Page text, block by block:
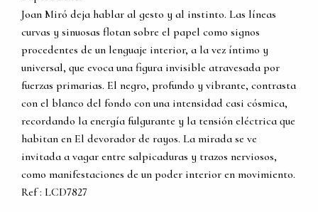
Joan Miró deja hablar al gesto y al instinto. Las líneas
curvas y sinuosas flotan sobre el papel como signos
procedentes de un lenguaje interior, a la vez íntimo y
universal, que evoca una figura invisible atravesada por
fuerzas primarias. El negro, profundo y vibrante, contrasta
con el blanco del fondo con una intensidad casi cósmica,
recordando la energía fulgurante y la tensión eléctrica que
habitan en El devorador de rayos. La mirada se ve
invitada a vagar entre salpicaduras y trazos nerviosos,
como manifestaciones de un poder interior en movimiento.
Ref : LCD7827